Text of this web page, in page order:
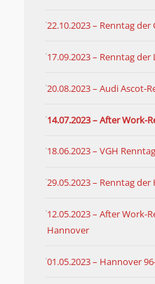
22.10.2023 – Renntag der
17.09.2023 – Renntag
20.08.2023 – Audi Ascot-
14.07.2023 – After Work-
18.06.2023 – VGH Renntag
29.05.2023 – Renntag
12.05.2023 – After Work-
Hannover
01.05.2023 – Hannover